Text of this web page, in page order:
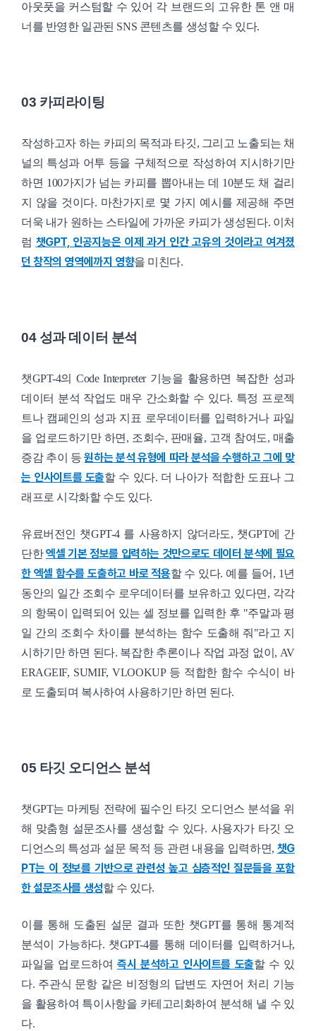
아웃풋을 커스텀할 수 있어 각 브랜드의 고유한 톤 앤 매
너를 반영한 일관된 SNS 콘텐츠를 생성할 수 있다.
03 카피라이팅
작성하고자 하는 카피의 목적과 타깃, 그리고 노출되는 채
널의 특성과 어투 등을 구체적으로 작성하여 지시하기만
하면 100가지가 넘는 카피를 뽑아내는 데 10분도 채 걸리
지 않을 것이다. 마찬가지로 몇 가지 예시를 제공해 주면
더욱 내가 원하는 스타일에 가까운 카피가 생성된다. 이처
럼 챗GPT, 인공지능은 이제 과거 인간 고유의 것이라고 여겨졌
던 창작의 영역에까지 영향을 미친다.
04 성과 데이터 분석
챗GPT-4의 Code Interpreter 기능을 활용하면 복잡한 성과
데이터 분석 작업도 매우 간소화할 수 있다. 특정 프로젝
트나 캠페인의 성과 지표 로우데이터를 입력하거나 파일
을 업로드하기만 하면, 조회수, 판매율, 고객 참여도, 매출
증감 추이 등원하는 분석 유형에 따라 분석을 수행하고 그에 맞
는 인사이트를 도출할 수 있다. 더 나아가 적합한 도표나 그
래프로 시각화할 수도 있다.
유료버전인 챗GPT-4 를 사용하지 않더라도, 챗GPT에 간
단한엑셀 기본 정보를 입력하는 것만으로도 데이터 분석에 필요
한 엑셀 함수를 도출하고 바로 적용할 수 있다. 예를 들어, 1년
동안의 일간 조회수 로우데이터를 보유하고 있다면, 각각
의 항목이 입력되어 있는 셀 정보를 입력한 후 "주말과 평
일 간의 조회수 차이를 분석하는 함수 도출해 줘"라고 지
시하기만 하면 된다. 복잡한 추론이나 작업 과정 없이, AV
ERAGEIF, SUMIF, VLOOKUP 등 적합한 함수 수식이 바
로 도출되며 복사하여 사용하기만 하면 된다.
05 타깃 오디언스 분석
챗GPT는 마케팅 전략에 필수인 타깃 오디언스 분석을 위
해 맞춤형 설문조사를 생성할 수 있다. 사용자가 타깃 오
디언스의 특성과 설문 목적 등 관련 내용을 입력하면, 챗G
PT는 이 정보를 기반으로 관련성 높고 심층적인 질문들을 포함
한 설문조사를 생성할 수 있다.
이를 통해 도출된 설문 결과 또한 챗GPT를 통해 통계적
분석이 가능하다. 챗GPT-4를 통해 데이터를 입력하거나,
파일을 업로드하여즉시 분석하고 인사이트를 도출할 수 있
다. 주관식 문항 같은 비정형의 답변도 자연어 처리 기능
을 활용하여 특이사항을 카테고리화하여 분석해 낼 수 있
다.